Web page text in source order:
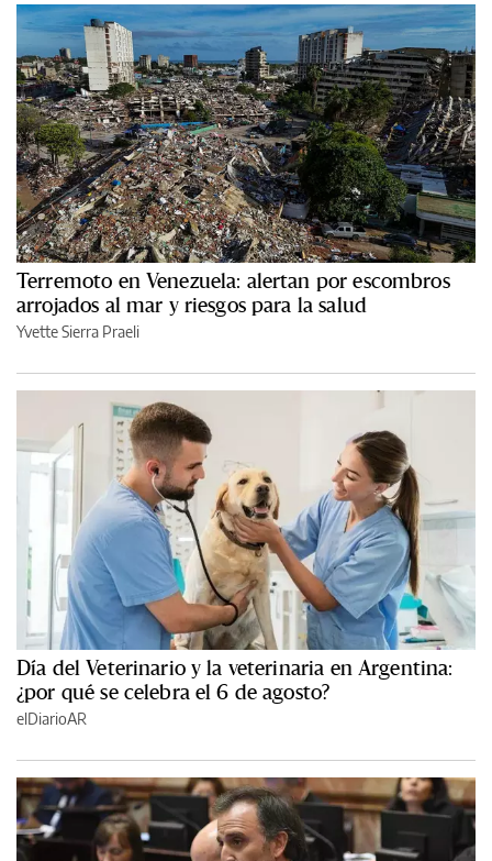
Terremoto en Venezuela: alertan por escombros
arrojados al mar y riesgos para la salud
Yvette Sierra Praeli
Día del Veterinario y la veterinaria en Argentina:
¿por qué se celebra el 6 de agosto?
elDiarioAR